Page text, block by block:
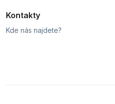
Kontakty
Kde nás najdete?